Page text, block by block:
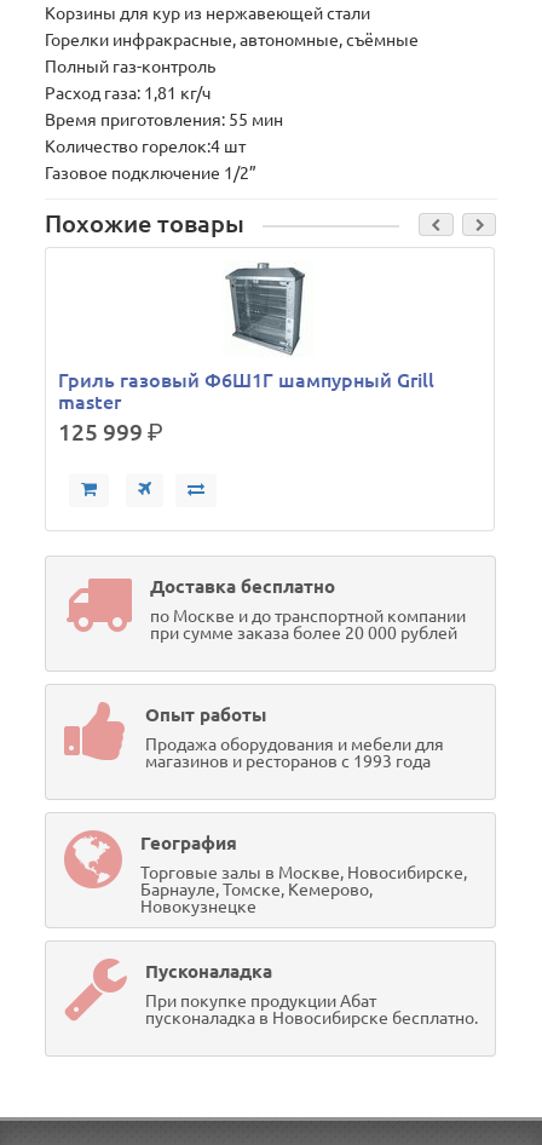
Корзины для кур из нержавеющей стали
Горелки инфракрасные, автономные, съёмные
Полный газ-контроль
Расход газа: 1,81 кг/ч
Время приготовления: 55 мин
Количество горелок:4 шт
Газовое подключение 1/2”
Похожие товары
Гриль газовый Ф6Ш1Г шампурный Grill
master
125 999р.
Доставка бесплатно
по Москве и до транспортной компании
при сумме заказа более 20 000 рублей
Опыт работы
Продажа оборудования и мебели для
магазинов и ресторанов с 1993 года
География
Торговые залы в Москве, Новосибирске,
Барнауле, Томске, Кемерово,
Новокузнецке
Пусконаладка
При покупке продукции Абат
пусконаладка в Новосибирске бесплатно.